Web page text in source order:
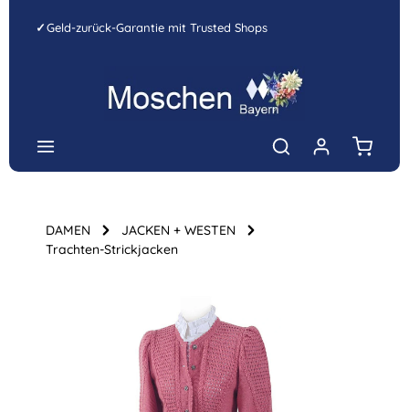
Zum Hauptinhalt springen
✓Geld-zurück-Garantie mit Trusted Shops
DAMEN
JACKEN + WESTEN
Trachten-Strickjacken